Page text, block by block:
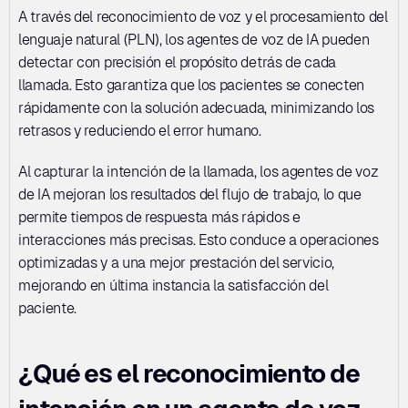
A través del reconocimiento de voz y el procesamiento del
lenguaje natural (PLN), los agentes de voz de IA pueden
detectar con precisión el propósito detrás de cada
llamada. Esto garantiza que los pacientes se conecten
rápidamente con la solución adecuada, minimizando los
retrasos y reduciendo el error humano.
Al capturar la intención de la llamada, los agentes de voz
de IA mejoran los resultados del flujo de trabajo, lo que
permite tiempos de respuesta más rápidos e
interacciones más precisas. Esto conduce a operaciones
optimizadas y a una mejor prestación del servicio,
mejorando en última instancia la satisfacción del
paciente.
¿Qué es el reconocimiento de